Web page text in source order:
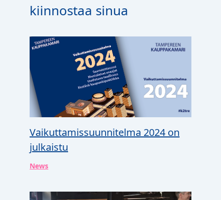
kiinnostaa sinua
Vaikuttamissuunnitelma 2024 on
julkaistu
News